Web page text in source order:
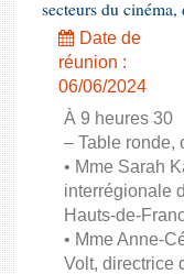
secteurs du
Date de
réunion :
06/06/2024
À 9 heures 30
– Table ronde,
• Mme Sarah
interrégionale
Hauts-de-
• Mme Anne-
Volt, directrice